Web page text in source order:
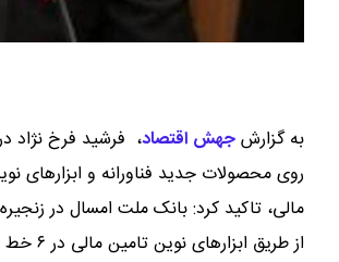
به گزارشجهش اقتصاد، فرشید فرخ نژاد
مالی، تاکید کرد: بانک ملت امسال در
از